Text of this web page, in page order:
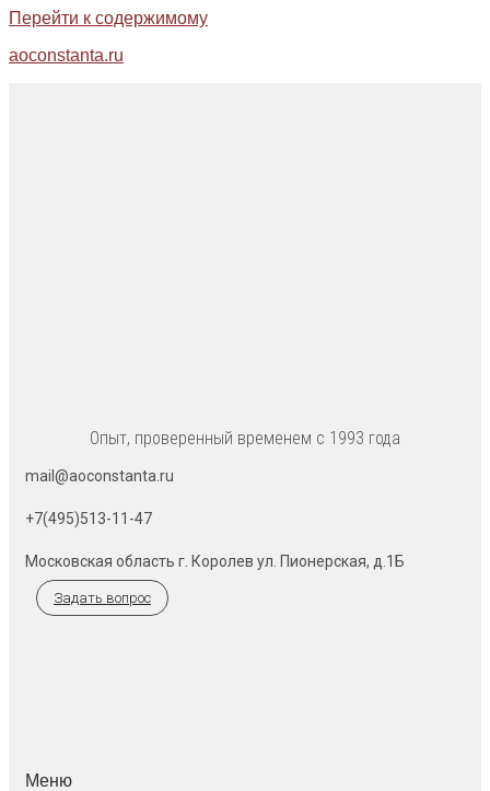
Перейти к содержимому
aoconstanta.ru
Опыт, проверенный временем с 1993 года
mail@aoconstanta.ru
+7(495)513-11-47
Московская область г. Королев ул. Пионерская, д.1Б
Задать вопрос
Меню